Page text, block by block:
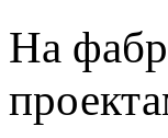
На